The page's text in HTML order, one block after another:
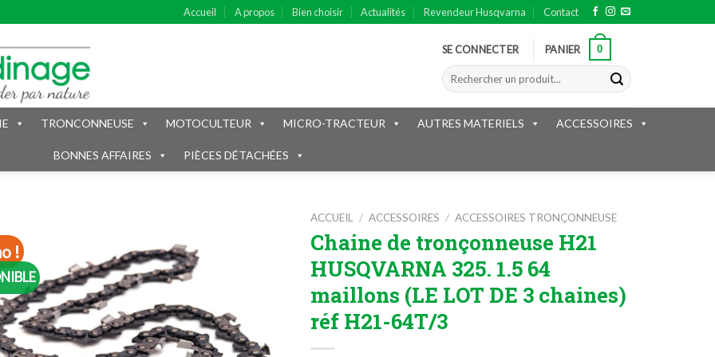
Accueil A propos Bien choisir Actualités Revendeur Husqvarna Contact
SE CONNECTER PANIER
0
Recherche
pour :
TRONCONNEUSE MOTOCULTEUR MICRO-TRACTEUR AUTRES MATERIELS ACCESSOIRES
BONNES AFFAIRES PIÈCES DÉTACHÉES
!
ACCUEIL / ACCESSOIRES / ACCESSOIRES TRONÇONNEUSE
Chaine de tronçonneuse H21
HUSQVARNA 325. 1.5 64
maillons (LE LOT DE 3 chaines)
réf H21-64T/3